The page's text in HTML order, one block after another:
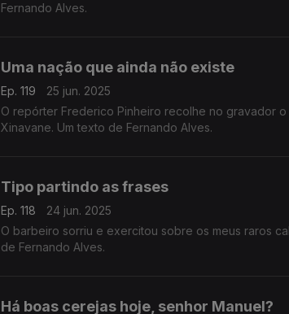
Fernando Alves.
Uma nação que ainda não existe
Ep. 119
25 jun. 2025
O repórter Frederico Pinheiro recolhe no gravador
Xinavane. Um texto de Fernando Alves.
Tipo partindo as frases
Ep. 118
24 jun. 2025
O barbeiro sorriu e exercitou sobre os meus raros
de Fernando Alves.
Há boas cerejas hoje, senhor Manuel?